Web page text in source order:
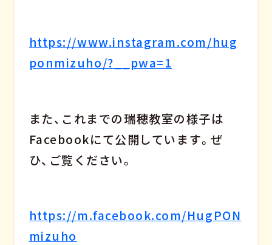
https://www.instagram.com/hug
ponmizuho/?__pwa=1
また、これまでの瑞穂教室の様子は
Facebookにて公開しています。ぜ
ひ、ご覧ください。
https://m.facebook.com/HugPON
mizuho